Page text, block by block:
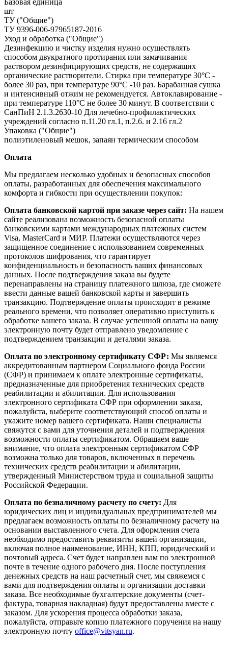
Базовая единица
шт
ТУ ("Общие")
ТУ 9396-006-97965187-2016
Уход и обработка ("Общие")
Дезинфекцию и чистку изделия нужно осуществлять
способом двукратного протирания или замачивания
раствором дезинфицирующих средств, не содержащих
органические растворители. Стирка при температуре 30°С -
более 30 раз, при температуре 90°С -10 раз. Барабанная сушка
и интенсивный отжим не рекомендуется. Автоклавирование -
при температуре 110°С не более 30 минут. В соответствии с
СанПиН 2.1.3.2630-10 Для лечебно-профилактических
учреждений согласно п.11.20 гл.1, п.2.6. и 2.16 гл.2
Упаковка ("Общие")
полиэтиленовый мешок, запаян термическим способом
Оплата
Мы предлагаем несколько удобных и безопасных способов
оплаты, разработанных для обеспечения максимального
комфорта и гибкости при осуществлении покупок:
Оплата банковской картой при заказе через сайт: На нашем
сайте реализована возможность безопасной оплаты
банковскими картами международных платежных систем
Visa, MasterCard и МИР. Платежи осуществляются через
защищенное соединение с использованием современных
протоколов шифрования, что гарантирует
конфиденциальность и безопасность ваших финансовых
данных. После подтверждения заказа вы будете
перенаправлены на страницу платежного шлюза, где сможете
ввести данные вашей банковской карты и завершить
транзакцию. Подтверждение оплаты происходит в режиме
реального времени, что позволяет оперативно приступить к
обработке вашего заказа. В случае успешной оплаты на вашу
электронную почту будет отправлено уведомление с
подтверждением транзакции и деталями заказа.
Оплата по электронному сертификату СФР: Мы являемся
аккредитованным партнером Социального фонда России
(СФР) и принимаем к оплате электронные сертификаты,
предназначенные для приобретения технических средств
реабилитации и абилитации. Для использования
электронного сертификата СФР при оформлении заказа,
пожалуйста, выберите соответствующий способ оплаты и
укажите номер вашего сертификата. Наши специалисты
свяжутся с вами для уточнения деталей и подтверждения
возможности оплаты сертификатом. Обращаем ваше
внимание, что оплата электронным сертификатом СФР
возможна только для товаров, включенных в перечень
технических средств реабилитации и абилитации,
утвержденный Министерством труда и социальной защиты
Российской Федерации.
Оплата по безналичному расчету по счету: Для
юридических лиц и индивидуальных предпринимателей мы
предлагаем возможность оплаты по безналичному расчету на
основании выставленного счета. Для оформления счета
необходимо предоставить реквизиты вашей организации,
включая полное наименование, ИНН, КПП, юридический и
почтовый адреса. Счет будет направлен вам по электронной
почте в течение одного рабочего дня. После поступления
денежных средств на наш расчетный счет, мы свяжемся с
вами для подтверждения оплаты и организации доставки
заказа. Все необходимые бухгалтерские документы (счет-
фактура, товарная накладная) будут предоставлены вместе с
заказом. Для ускорения процесса обработки заказа,
пожалуйста, отправьте копию платежного поручения на нашу
электронную почту office@vitsyan.ru.